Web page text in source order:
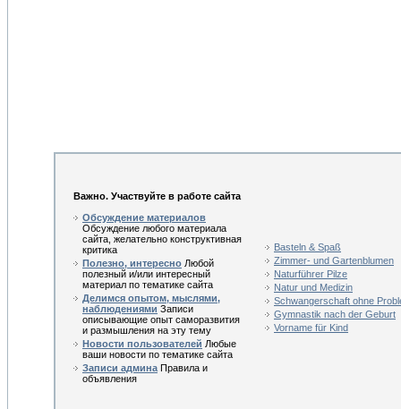
Важно. Участвуйте в работе сайта
Обсуждение материалов
Обсуждение любого материала
сайта, желательно конструктивная
критика
Полезно, интересно Любой
полезный и/или интересный
материал по тематике сайта
Делимся опытом, мыслями,
наблюдениями Записи
описывающие опыт саморазвития
и размышления на эту тему
Новости пользователей Любые
ваши новости по тематике сайта
Записи админа Правила и
объявления
Basteln & Spaß
Zimmer- und Gartenblumen
Naturführer Pilze
Natur und Medizin
Schwangerschaft ohne
Gymnastik nach der Geburt
Vorname für Kind